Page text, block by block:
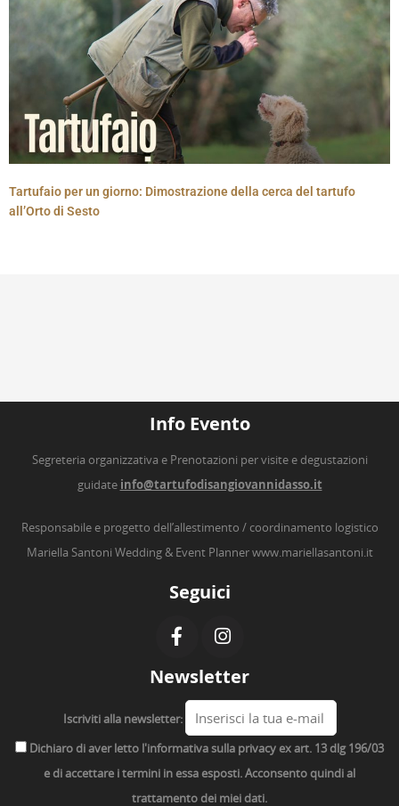
Tartufaio per un giorno: Dimostrazione della cerca del tartufo
all’Orto di Sesto
Info Evento
Segreteria organizzativa e Prenotazioni per visite e degustazioni
guidate info@tartufodisangiovannidasso.it
Responsabile e progetto dell’allestimento / coordinamento logistico
Mariella Santoni Wedding & Event Plannerwww.mariellasantoni.it
Seguici
Newsletter
Iscriviti alla newsletter:
Dichiaro di aver letto l'informativa sulla privacy ex art. 13 dlg 196/03
e di accettare i termini in essa esposti. Acconsento quindi al
trattamento dei miei dati.